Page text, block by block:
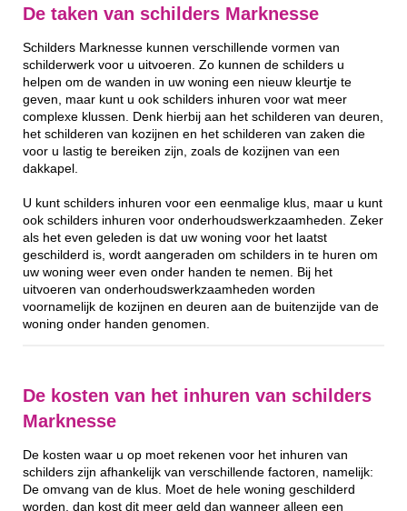
De taken van schilders Marknesse
Schilders Marknesse kunnen verschillende vormen van
schilderwerk voor u uitvoeren. Zo kunnen de schilders u
helpen om de wanden in uw woning een nieuw kleurtje te
geven, maar kunt u ook schilders inhuren voor wat meer
complexe klussen. Denk hierbij aan het schilderen van deuren,
het schilderen van kozijnen en het schilderen van zaken die
voor u lastig te bereiken zijn, zoals de kozijnen van een
dakkapel.
U kunt schilders inhuren voor een eenmalige klus, maar u kunt
ook schilders inhuren voor onderhoudswerkzaamheden. Zeker
als het even geleden is dat uw woning voor het laatst
geschilderd is, wordt aangeraden om schilders in te huren om
uw woning weer even onder handen te nemen. Bij het
uitvoeren van onderhoudswerkzaamheden worden
voornamelijk de kozijnen en deuren aan de buitenzijde van de
woning onder handen genomen.
De kosten van het inhuren van schilders
Marknesse
De kosten waar u op moet rekenen voor het inhuren van
schilders zijn afhankelijk van verschillende factoren, namelijk:
De omvang van de klus. Moet de hele woning geschilderd
worden, dan kost dit meer geld dan wanneer alleen een